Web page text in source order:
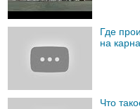
Где
на
Что